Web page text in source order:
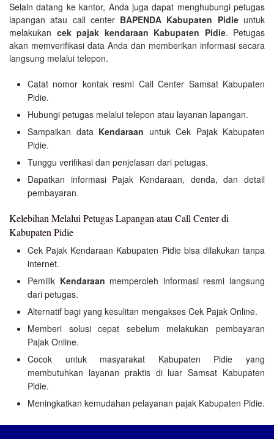
Selain datang ke kantor, Anda juga dapat menghubungi petugas
lapangan atau call center BAPENDA Kabupaten Pidieuntuk
melakukan cek pajak kendaraan Kabupaten Pidie. Petugas
akan memverifikasi data Anda dan memberikan informasi secara
langsung melalui telepon.
Catat nomor kontak resmi Call Center Samsat Kabupaten
Pidie.
Hubungi petugas melalui telepon atau layanan lapangan.
Sampaikan data Kendaraan untuk Cek Pajak Kabupaten
Pidie.
Tunggu verifikasi dan penjelasan dari petugas.
Dapatkan informasi Pajak Kendaraan, denda, dan detail
pembayaran.
Kelebihan Melalui Petugas Lapangan atau Call Center di
Kabupaten Pidie
Cek Pajak Kendaraan Kabupaten Pidie bisa dilakukan tanpa
internet.
Pemilik Kendaraan memperoleh informasi resmi langsung
dari petugas.
Alternatif bagi yang kesulitan mengakses Cek Pajak Online.
Memberi solusi cepat sebelum melakukan pembayaran
Pajak Online.
Cocok untuk masyarakat Kabupaten Pidie yang
membutuhkan layanan praktis di luar Samsat Kabupaten
Pidie.
Meningkatkan kemudahan pelayanan pajak Kabupaten Pidie.